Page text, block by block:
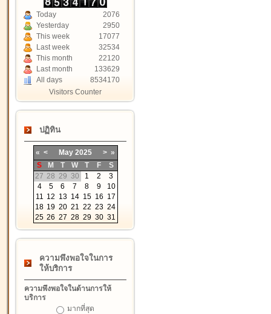
Today
2076
Yesterday
2950
This week
17077
Last week
32534
This month
22120
Last month
133629
All days
8534170
Visitors Counter
ปฏิทิน
« < May 2025 > »
S
M T W T F
S
27 28 29 30 1 2
3
4
5 6 7 8 9
10
11 12 13 14 15 16 17
18 19 20 21 22 23 24
25 26 27 28 29 30 31
ความพึงพอใจในการ
ให้บริการ
ความพึงพอใจในด้านการให้
บริการ
มากที่สุด